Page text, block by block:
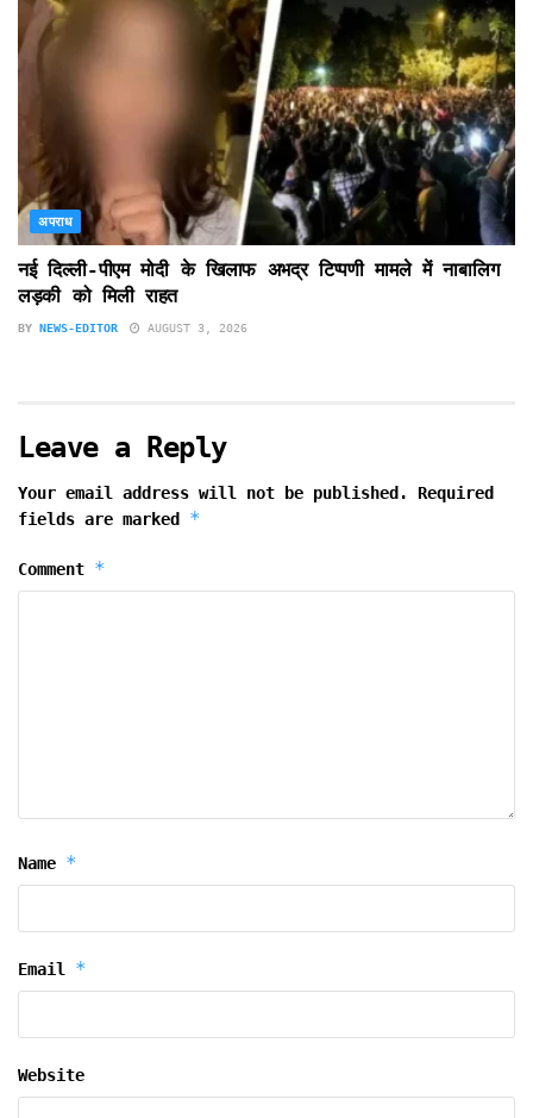
अपराध
नई दिल्ली-पीएम मोदी के खिलाफ अभद्र टिप्पणी मामले में नाबालिग
लड़की को मिली राहत
BY NEWS-EDITOR AUGUST 3, 2026
Leave a Reply
Your email address will not be published.
Required
fields are marked *
Comment *
Name *
Email *
Website